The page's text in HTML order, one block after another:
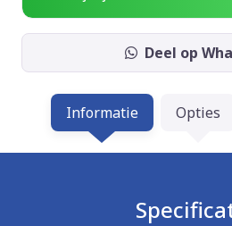
Deel op
Informatie Opties